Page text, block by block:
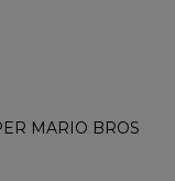
MARIO BROS